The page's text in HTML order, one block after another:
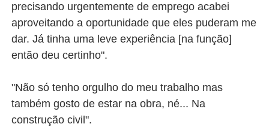
precisando urgentemente de emprego acabei
aproveitando a oportunidade que eles puderam me
dar. Já tinha uma leve experiência [na função]
então deu certinho".
"Não só tenho orgulho do meu trabalho mas
também gosto de estar na obra, né... Na
construção civil".